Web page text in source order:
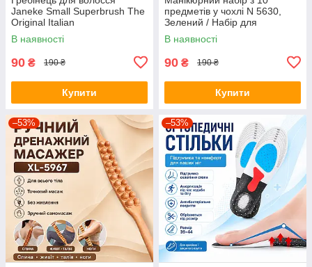
Janeke Small Superbrush The
Original Italian
В наявності
90 ₴ 190 ₴
Купити
предметів у чохлі N 5630,
Зелений / Набір для
манікюру / Манікюрно-
педикюрний набір
В наявності
90 ₴ 190 ₴
Купити
–53% –53%